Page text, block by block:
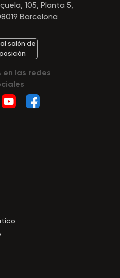
105, Planta 5,
Barcelona
salón de
en las redes